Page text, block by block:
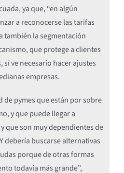
ya que, “en algún
a reconocerse las tarifas
también la segmentación
que protege a clientes
ve necesario hacer ajustes
empresas.
de pymes que están por sobre
y que puede llegar a
que son muy dependientes de
debería buscarse alternativas
porque de otras formas
todavía más grande”,